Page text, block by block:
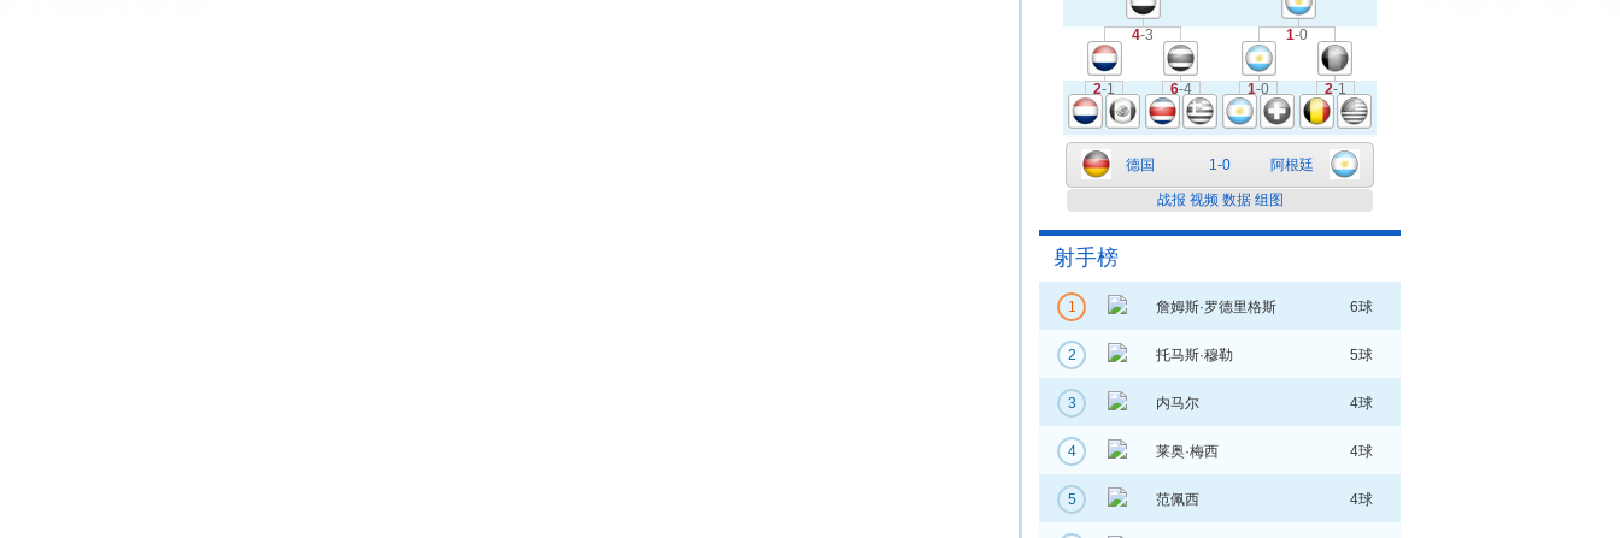
4-3 1-0
2-1 6-4 1-0 2-1
德国 1-0 阿根廷
战报 视频 数据 组图
射手榜
1 詹姆斯·罗德里格斯 6球
2 托马斯·穆勒 5球
3 内马尔 4球
4 莱奥·梅西 4球
5 范佩西 4球